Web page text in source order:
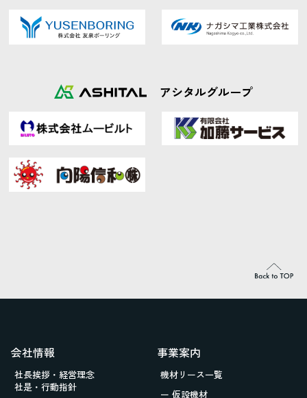
アシタルグループ
会社情報
社長挨拶・経営理念
社是・行動指針
事業案内
機材リース一覧
ー 仮設機材